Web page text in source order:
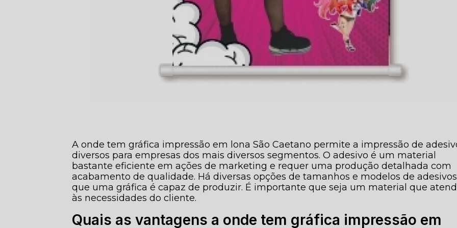
A onde tem gráfica impressão em lona São Caetano permite a impressão de
diversos para empresas dos mais diversos segmentos. O adesivo é um material
bastante eficiente em ações de marketing e requer uma produção detalhada com
acabamento de qualidade. Há diversas opções de tamanhos e modelos de adesivos
que uma gráfica é capaz de produzir. É importante que seja um material que
às necessidades do cliente.
Quais as vantagens a onde tem gráfica impressão em